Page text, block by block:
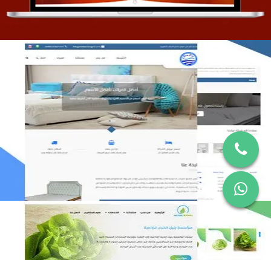
مصنع المراتب الخليجية